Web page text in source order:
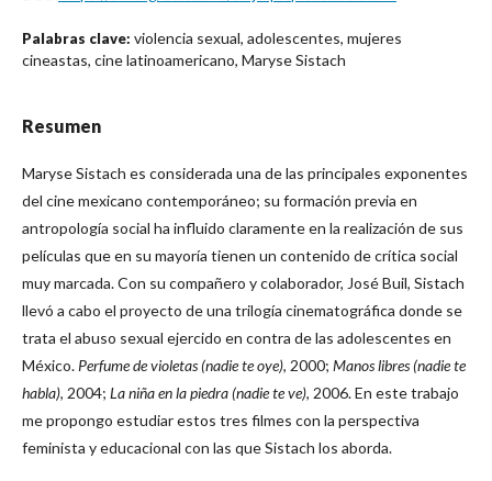
Palabras clave: violencia sexual, adolescentes, mujeres
cineastas, cine latinoamericano, Maryse Sistach
Resumen
Maryse Sistach es considerada una de las principales exponentes
del cine mexicano contemporáneo; su formación previa en
antropología social ha influido claramente en la realización de sus
películas que en su mayoría tienen un contenido de crítica social
muy marcada. Con su compañero y colaborador, José Buil, Sistach
llevó a cabo el proyecto de una trilogía cinematográfica donde se
trata el abuso sexual ejercido en contra de las adolescentes en
México. Perfume de violetas (nadie te oye), 2000; Manos libres (nadie te
habla), 2004; La niña en la piedra (nadie te ve), 2006. En este trabajo
me propongo estudiar estos tres filmes con la perspectiva
feminista y educacional con las que Sistach los aborda.